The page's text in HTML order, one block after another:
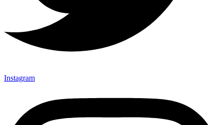
Instagram